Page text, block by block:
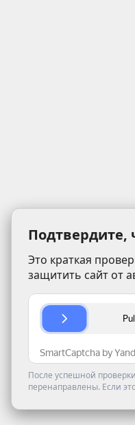
Подтвердите,
Это краткая
защитить сайт от
После успешной
перенаправлены. Если